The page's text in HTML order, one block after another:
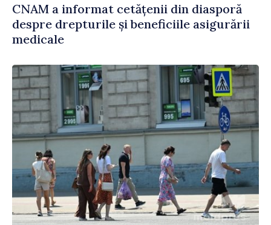
CNAM a informat cetățenii din diasporă
despre drepturile și beneficiile asigurării
medicale